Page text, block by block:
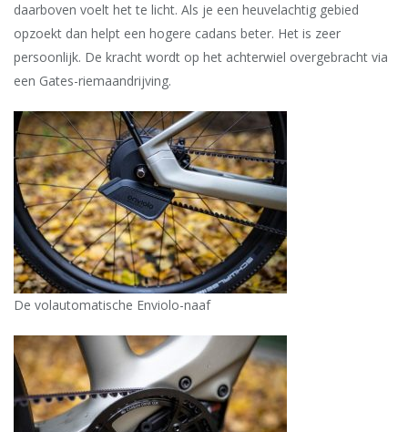
daarboven voelt het te licht. Als je een heuvelachtig gebied
opzoekt dan helpt een hogere cadans beter. Het is zeer
persoonlijk. De kracht wordt op het achterwiel overgebracht via
een Gates-riemaandrijving.
De volautomatische Enviolo-naaf